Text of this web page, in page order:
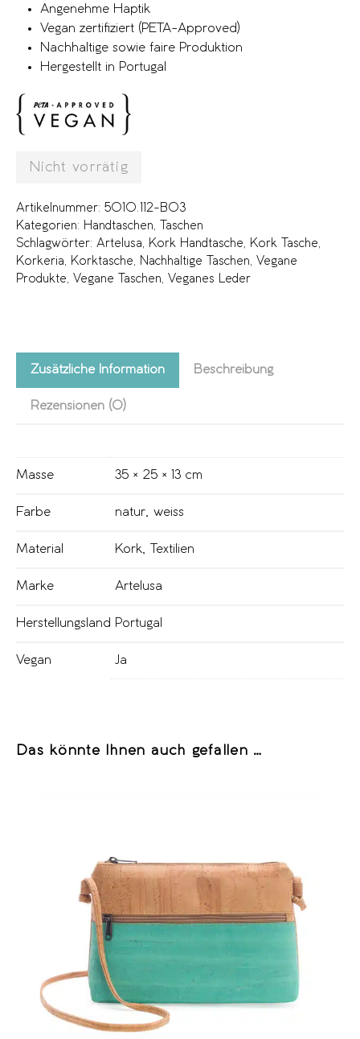
Angenehme Haptik
Vegan zertifiziert (PETA-Approved)
Nachhaltige sowie faire Produktion
Hergestellt in Portugal
Nicht vorrätig
Artikelnummer: 5010.112-B03
Kategorien: Handtaschen,
Taschen
Schlagwörter: Artelusa, Kork Handtasche, Kork Tasche,
Korkeria, Korktasche, Nachhaltige Taschen, Vegane
Produkte, Vegane Taschen, Veganes Leder
Zusätzliche Information Beschreibung
Rezensionen (0)
Masse 35 × 25 × 13 cm
Farbe natur, weiss
Material Kork, Textilien
Marke Artelusa
Herstellungsland Portugal
Vegan Ja
Das könnte Ihnen auch gefallen …